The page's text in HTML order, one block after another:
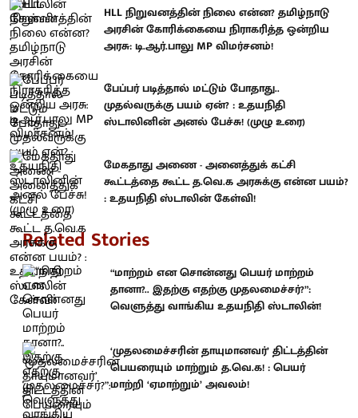
HLL நிறுவனத்தின் நிலை என்ன? தமிழ்நாடு
அரசின் கோரிக்கையை நிராகரித்த ஒன்றிய
அரசு: டி.ஆர்.பாலு MP விமர்சனம்!
பேப்பர் படித்தால் மட்டும் போதாது..
முதல்வருக்கு பயம் ஏன்? : உதயநிதி
ஸ்டாலினின் அனல் பேச்சு! (முழு உரை)
மேகதாது அணை - அனைத்துக் கட்சி
கூட்டத்தை கூட்ட த.வெ.க அரசுக்கு என்ன பயம்?
: உதயநிதி ஸ்டாலின் கேள்வி!
Related Stories
“மாற்றம் என சொன்னது பெயர் மாற்றம்
தானா?.. இதற்கு எதற்கு முதலமைச்சர்?”:
வெளுத்து வாங்கிய உதயநிதி ஸ்டாலின்!
‘முதலமைச்சரின் தாயுமானவர்’ திட்டத்தின்
பெயரையும் மாற்றும் த.வெ.க! : பெயர்
மாற்றி ‘ஏமாற்றும்’ அவலம்!